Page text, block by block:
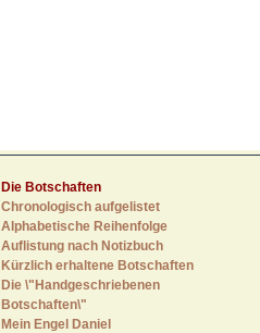
Die Botschaften
Chronologisch aufgelistet
Alphabetische Reihenfolge
Auflistung nach Notizbuch
Kürzlich erhaltene Botschaften
Die \"Handgeschriebenen
Botschaften\"
Mein Engel Daniel